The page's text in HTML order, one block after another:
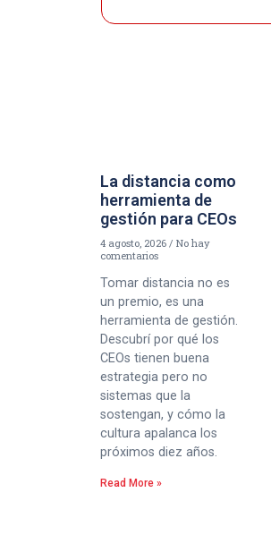
La distancia como
herramienta de
gestión para CEOs
4 agosto, 2026
No hay
comentarios
Tomar distancia no es
un premio, es una
herramienta de gestión.
Descubrí por qué los
CEOs tienen buena
estrategia pero no
sistemas que la
sostengan, y cómo la
cultura apalanca los
próximos diez años.
Read More »